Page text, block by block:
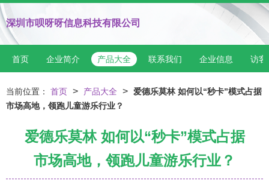
深圳市呗呀呀信息科技有限公司
首页 企业简介 产品大全 联系我们 企业信息 访客
当前位置： 首页 > 产品大全 >
爱德乐莫林 如何以“秒卡”模式占据
市场高地，领跑儿童游乐行业？
爱德乐莫林 如何以“秒卡”模式占据
市场高地，领跑儿童游乐行业？